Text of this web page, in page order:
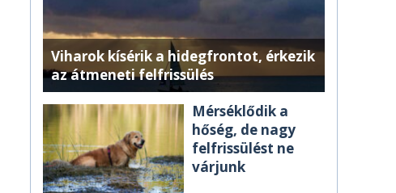
Viharok kísérik a hidegfrontot, érkezik
az átmeneti felfrissülés
Mérséklődik a
hőség, de nagy
felfrissülést ne
várjunk